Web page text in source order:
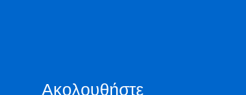
Ακολουθήστε